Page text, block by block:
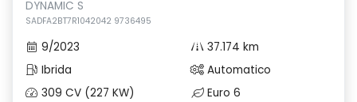
DYNAMIC S
SADFA2BT7R1042042 9736495
9/2023
37.174 km
Ibrida
Automatico
309 CV (227 KW)
Euro 6